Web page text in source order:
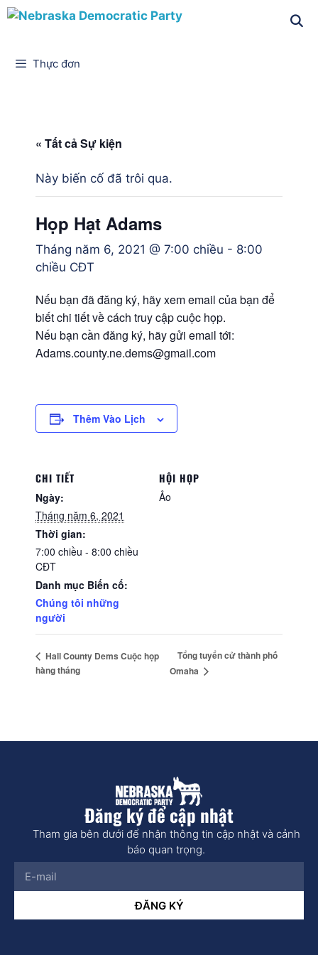
Thực đơn
« Tất cả Sự kiện
Này biến cố đã trôi qua.
Họp Hạt Adams
Tháng năm 6, 2021 @ 7:00 chiều - 8:00
chiều CĐT
Nếu bạn đã đăng ký, hãy xem email của bạn để
biết chi tiết về cách truy cập cuộc họp.
Nếu bạn cần đăng ký, hãy gửi email tới:
Adams.county.ne.dems@gmail.com
Thêm Vào Lịch
CHI TIẾT
Ngày:
Tháng năm 6, 2021
Thời gian:
7:00 chiều - 8:00 chiều
CĐT
Danh mục Biến cố:
Chúng tôi những
người
HỘI HỌP
Ảo
Hall County Dems Cuộc họp
hàng tháng
Tổng tuyển cử thành phố
Omaha
Đăng ký để cập nhật
Tham gia bên dưới để nhận thông tin cập nhật và cảnh
báo quan trọng.
ĐĂNG KÝ